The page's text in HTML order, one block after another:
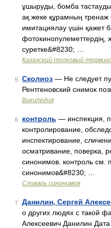
ұшыруды, бомба тастауды
ақ жеке құрамның тренаж
имитациялау үшін қажет
фотокинопулеметтердің,
суретке&#8230; …
Казахский толковый
5 Сколиоз — Не следует
Рентгеновский снимок
Википедия
6 контроль — инспекция,
контролирование,
инспектирование,
осматривание, поверка,
синонимов. контроль см.
синонимов&#8230; …
Словарь синонимов
7 Данилин, Сергей
о других людях с такой
Алексеевич Данилин